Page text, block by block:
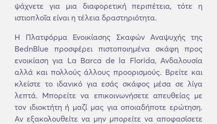
ψάχνετε για μια διαφορετική περιπέτεια, τότε η
ιστιοπλοΐα είναι η τέλεια δραστηριότητα.
Η Πλατφόρμα Ενοικίασης Σκαφών Αναψυχής της
BednBlue προσφέρει πιστοποιημένα σκάφη προς
ενοικίαση για La Barca de la Florida, Ανδαλουσία
αλλά και πολλούς άλλους προορισμούς. Βρείτε και
κλείστε το ιδανικό για εσάς σκάφος μέσα σε λίγα
λεπτά. Μπορείτε να επικοινωνήσετε απευθείας με
τον ιδιοκτήτη ή μαζί μας για οποιαδήποτε ερώτηση.
Αν εξακολουθείτε να μην μπορείτε να αποφασίσετε